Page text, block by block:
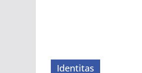
Identitas